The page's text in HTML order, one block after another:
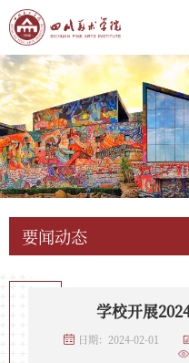
要闻动态
学校开展
日期：2024-02-01